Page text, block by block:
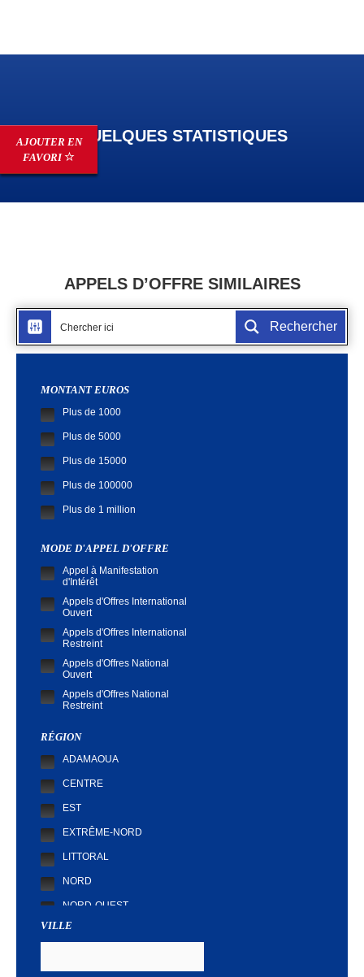
QUELQUES STATISTIQUES
APPELS D’OFFRE SIMILAIRES
Rechercher
MONTANT EUROS
Plus de 1000
Plus de 5000
Plus de 15000
Plus de 100000
Plus de 1 million
MODE D'APPEL D'OFFRE
Appel à Manifestation
d'Intérêt
Appels d'Offres International
Ouvert
Appels d'Offres International
Restreint
Appels d'Offres National
Ouvert
Appels d'Offres National
Restreint
RÉGION
ADAMAOUA
CENTRE
EST
EXTRÊME-NORD
LITTORAL
NORD
NORD-OUEST
SUD
VILLE
AJOUTER EN
FAVORI